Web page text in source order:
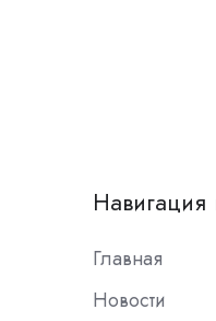
Навигация
Главная
Новости